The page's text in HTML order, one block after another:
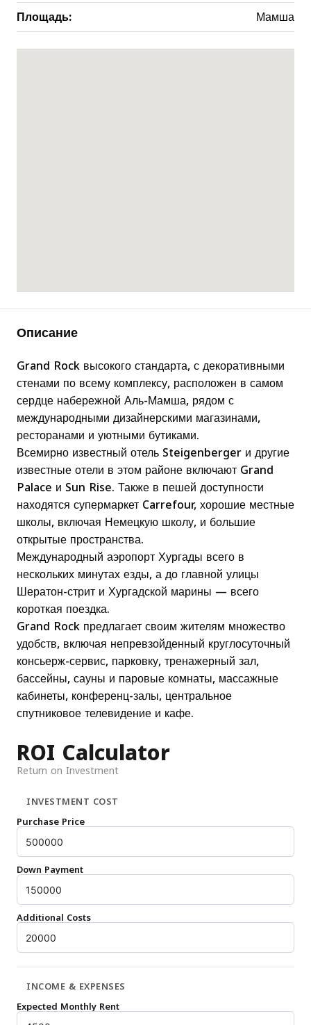
Площадь:
Мамша
Описание
Grand Rock высокого стандарта, с декоративными
стенами по всему комплексу, расположен в самом
сердце набережной Аль-Мамша, рядом с
международными дизайнерскими магазинами,
ресторанами и уютными бутиками.
Всемирно известный отель Steigenberger и другие
известные отели в этом районе включают Grand
Palace и Sun Rise. Также в пешей доступности
находятся супермаркет Carrefour, хорошие местные
школы, включая Немецкую школу, и большие
открытые пространства.
Международный аэропорт Хургады всего в
нескольких минутах езды, а до главной улицы
Шератон-стрит и Хургадской марины — всего
короткая поездка.
Grand Rock предлагает своим жителям множество
удобств, включая непревзойденный круглосуточный
консьерж-сервис, парковку, тренажерный зал,
бассейны, сауны и паровые комнаты, массажные
кабинеты, конференц-залы, центральное
спутниковое телевидение и кафе.
ROI Calculator
Return on Investment
INVESTMENT COST
Purchase Price
Down Payment
Additional Costs
INCOME & EXPENSES
Expected Monthly Rent